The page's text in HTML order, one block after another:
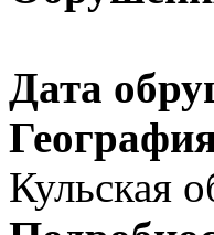
Дата
Кульская